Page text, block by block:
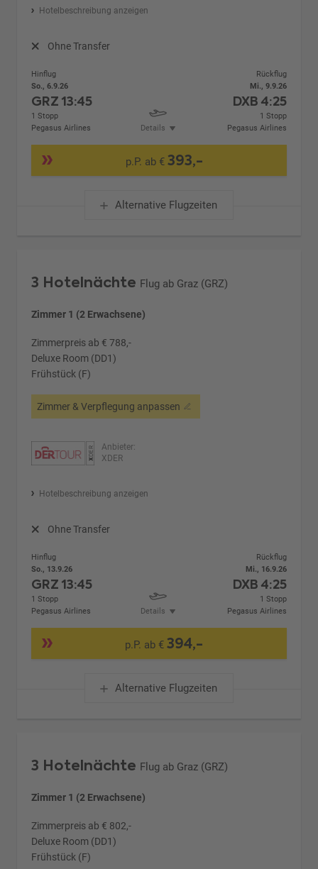
Hotelbeschreibung anzeigen
Ohne Transfer
Hinflug
So., 6.9.26
GRZ13:45
1 Stopp
Pegasus Airlines
Details
Rückflug
Mi., 9.9.26
DXB 4:25
1 Stopp
Pegasus Airlines
p.P. ab € 393,-
Alternative Flugzeiten
3 Hotelnächte Flug ab Graz (GRZ)
Zimmer 1 (2 Erwachsene)
Zimmerpreis ab € 788,-
Deluxe Room (DD1)
Frühstück (F)
Zimmer & Verpflegung anpassen
Anbieter:
XDER
Hotelbeschreibung anzeigen
Ohne Transfer
Hinflug
So., 13.9.26
GRZ13:45
1 Stopp
Pegasus Airlines
Details
Rückflug
Mi., 16.9.26
DXB 4:25
1 Stopp
Pegasus Airlines
p.P. ab €394,-
Alternative Flugzeiten
3 Hotelnächte Flug ab Graz (GRZ)
Zimmer 1 (2 Erwachsene)
Zimmerpreis ab € 802,-
Deluxe Room (DD1)
Frühstück (F)